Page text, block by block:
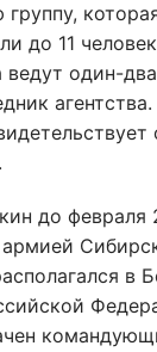
до 11
ведут один-
до февраля
в